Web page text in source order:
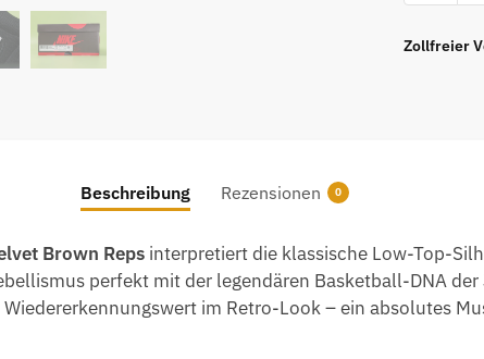
Air
Brown“
Menge
Zollfreier
Beschreibung Rezensionen 0
Brown Reps interpretiert die klassische Low-Top-
perfekt mit der legendären Basketball-DNA
im Retro-Look – ein absolutes